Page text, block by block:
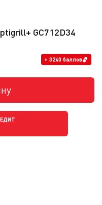
GC712D34
+ 3240 баллов